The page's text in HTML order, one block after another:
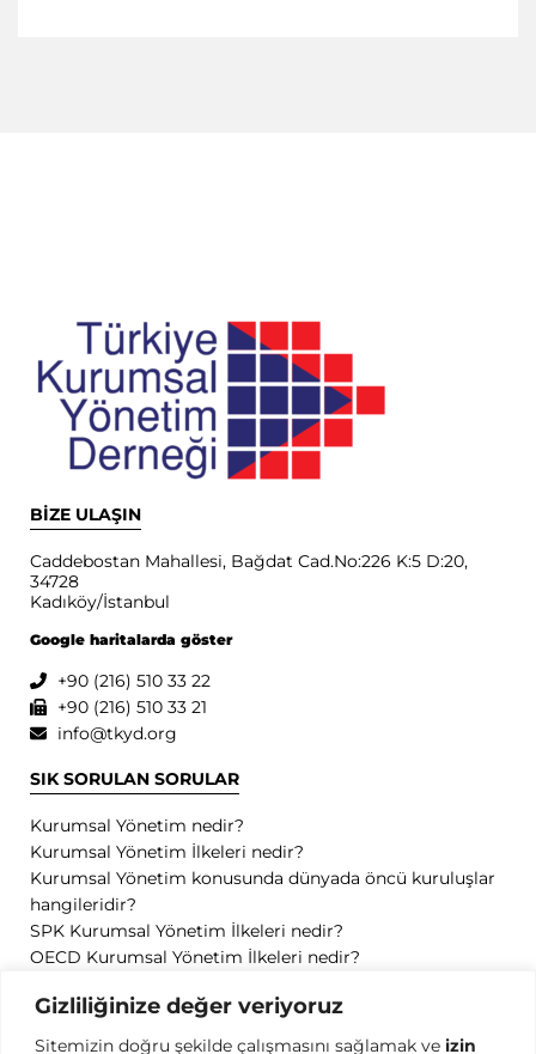
Gizliliğinize değer veriyoruz
Sitemizin doğru şekilde çalışmasını sağlamak ve izin
BİZE ULAŞIN
Caddebostan Mahallesi, Bağdat Cad.No:226 K:5 D:20,
34728
Kadıköy/İstanbul
Google haritalarda göster
+90 (216) 510 33 22
+90 (216) 510 33 21
info@tkyd.org
SIK SORULAN SORULAR
Kurumsal Yönetim nedir?
Kurumsal Yönetim İlkeleri nedir?
Kurumsal Yönetim konusunda dünyada öncü kuruluşlar
hangileridir?
SPK Kurumsal Yönetim İlkeleri nedir?
OECD Kurumsal Yönetim İlkeleri nedir?
GİZLİLİK
Gizlilik Politikası